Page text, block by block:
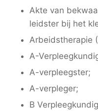
Akte van
leidster bij het
Arbeidstherapie
A-
A-verpleegster;
A-verpleger;
B